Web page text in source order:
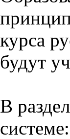
курса
будут
В